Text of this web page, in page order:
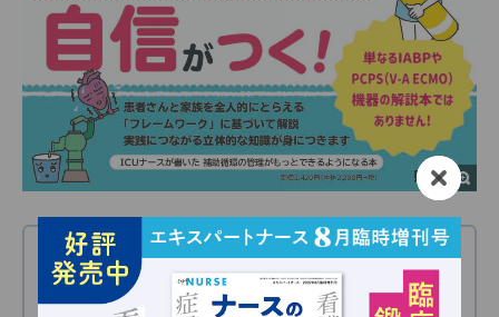
当サイト内の文章・画像等の内容の無断転載および
複製等の行為を禁じます。